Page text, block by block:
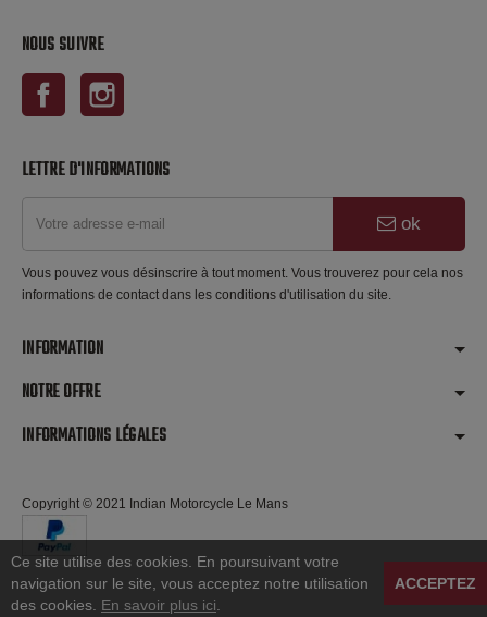
NOUS SUIVRE
Facebook
LETTRE D'INFORMATIONS
ok
Vous pouvez vous désinscrire à tout moment. Vous trouverez pour cela nos
informations de contact dans les conditions d'utilisation du site.
INFORMATION
NOTRE OFFRE
INFORMATIONS LÉGALES
Copyright © 2021 Indian Motorcycle Le Mans
Ce site utilise des cookies. En poursuivant votre
navigation sur le site, vous acceptez notre utilisation
des cookies. En savoir plus ici
ACCEPTEZ